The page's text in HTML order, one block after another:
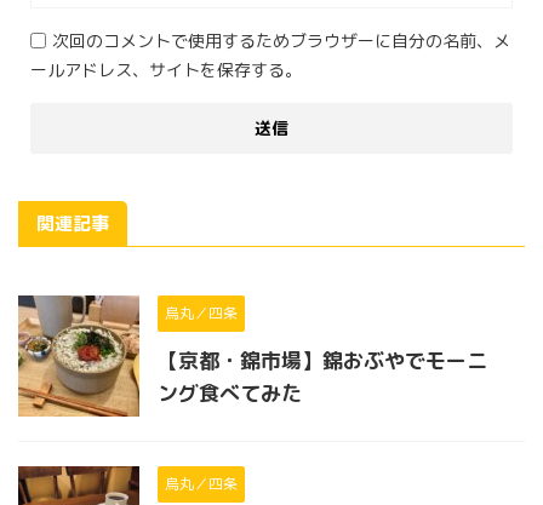
次回のコメントで使用するためブラウザーに自分の名前、メ
ールアドレス、サイトを保存する。
関連記事
烏丸／四条
【京都・錦市場】錦おぶやでモーニ
ング食べてみた
烏丸／四条